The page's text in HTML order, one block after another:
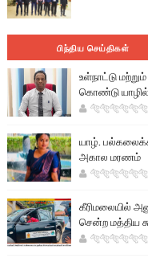
பிந்திய செய்திகள்
உள்நாட்டு
கொண்டு யாழில்
யாழ்.
அகால மரணம்
கீரிமலையில்
சென்ற மத்திய